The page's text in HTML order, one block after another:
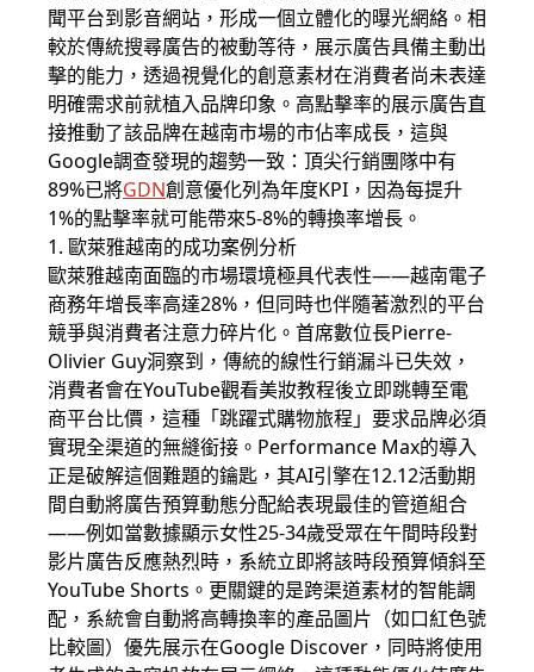
聞平台到影音網站，形成一個立體化的曝光網絡。相
較於傳統搜尋廣告的被動等待，展示廣告具備主動出
擊的能力，透過視覺化的創意素材在消費者尚未表達
明確需求前就植入品牌印象。高點擊率的展示廣告直
接推動了該品牌在越南市場的市佔率成長，這與
Google調查發現的趨勢一致：頂尖行銷團隊中有
89%已將GDN創意優化列為年度KPI，因為每提升
1%的點擊率就可能帶來5-8%的轉換率增長。
1. 歐萊雅越南的成功案例分析
歐萊雅越南面臨的市場環境極具代表性——越南電子
商務年增長率高達28%，但同時也伴隨著激烈的平台
競爭與消費者注意力碎片化。首席數位長Pierre-
Olivier Guy洞察到，傳統的線性行銷漏斗已失效，
消費者會在YouTube觀看美妝教程後立即跳轉至電
商平台比價，這種「跳躍式購物旅程」要求品牌必須
實現全渠道的無縫銜接。Performance Max的導入
正是破解這個難題的鑰匙，其AI引擎在12.12活動期
間自動將廣告預算動態分配給表現最佳的管道組合
——例如當數據顯示女性25-34歲受眾在午間時段對
影片廣告反應熱烈時，系統立即將該時段預算傾斜至
YouTube Shorts 。更關鍵的是跨渠道素材的智能調
配，系統會自動將高轉換率的產品圖片（如口紅色號
比較圖）優先展示在Google Discover，同時將使用